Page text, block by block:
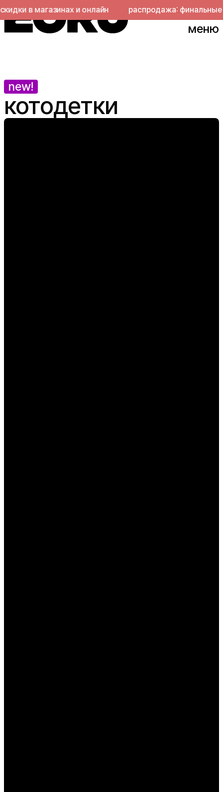
в магазинах и онлайн распродажа: финальные
меню
new!
котодетки